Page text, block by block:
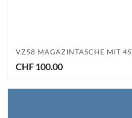
VZ58 MAGAZINTASCHE MIT
CHF100.00